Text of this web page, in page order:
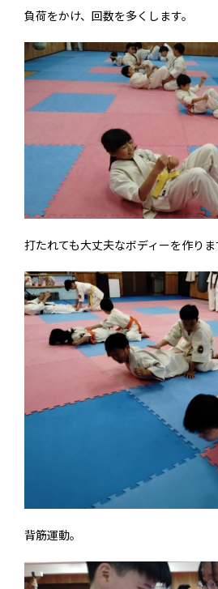
負荷をかけ、回数を多くします。
打たれても大丈夫なボディーを作りま
背筋運動。